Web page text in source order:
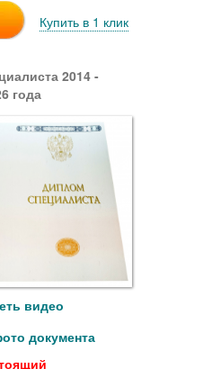
Купить в 1 клик
2014 -
года
видео
документа